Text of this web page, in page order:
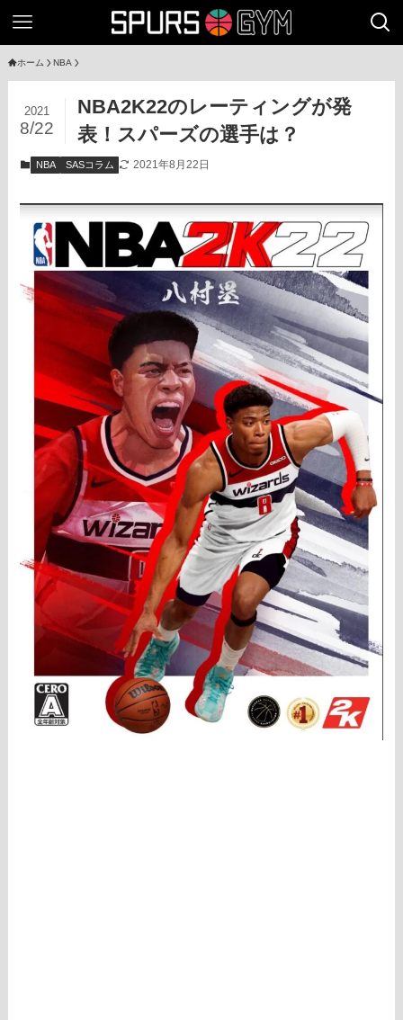
ホーム NBA
NBA2K22のレーティングが発
表！スパーズの選手は？
2021
8/22
NBA SASコラム 2021年8月22日